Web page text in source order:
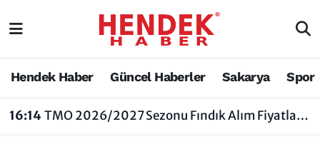
Hendek Haber Güncel Haberler Sakarya Spor
16:14TMO 2026/2027 Sezonu Fındık Alım Fiyatlarını Açıkladı
Hendek Haber
Hendek Haber
Sakarya Nöbetçi Eczaneler
Sakarya Trafik Yoğunluk Haritası